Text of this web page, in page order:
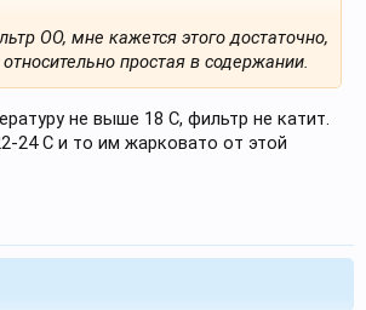
ОО, мне кажется этого достаточно,
простая в содержании.
не выше 18 С, фильтр не катит.
24 С и то им жарковато от этой